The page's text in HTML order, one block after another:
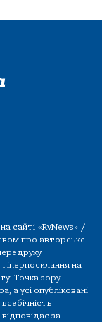
сайті «RvNews» /
про авторське
на
Точка зору
а усі опубліковані
за